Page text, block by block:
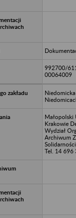
992700/
00064009
Małopolski
Krakowie
Wydział
Archiwum
Tel. 14 696